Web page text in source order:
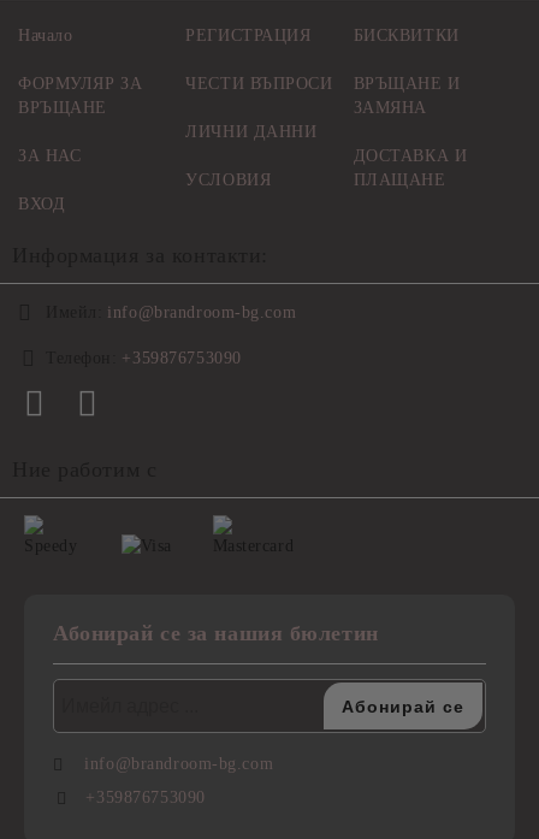
Начало
ФОРМУЛЯР ЗА
ВРЪЩАНЕ
ЗА НАС
ВХОД
РЕГИСТРАЦИЯ
ЧЕСТИ ВЪПРОСИ
ЛИЧНИ ДАННИ
УСЛОВИЯ
БИСКВИТКИ
ВРЪЩАНЕ И
ЗАМЯНА
ДОСТАВКА И
ПЛАЩАНЕ
info@brandroom-bg.com
+359876753090
Абонирай се за нашия бюлетин
info@brandroom-bg.com
+359876753090